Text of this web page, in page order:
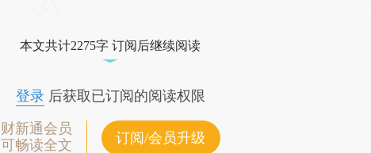
本文共计2275字 订阅后继续阅读
登录后获取已订阅的阅读权限
财新通会员
可畅读全文
订阅/会员升级